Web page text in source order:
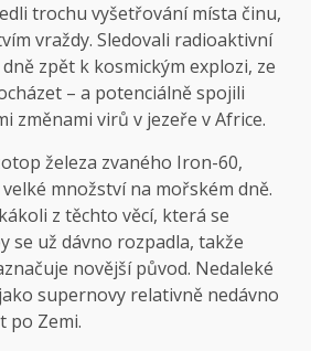
trochu vyšetřování místa činu,
vraždy. Sledovali radioaktivní
zpět k kosmickým explozi, ze
– a potenciálně spojili
změnami virů v jezeře v Africe.
železa zvaného Iron-60,
velké množství na mořském dně.
z těchto věcí, která se
se už dávno rozpadla, takže
novější původ. Nedaleké
supernovy relativně nedávno
po Zemi.